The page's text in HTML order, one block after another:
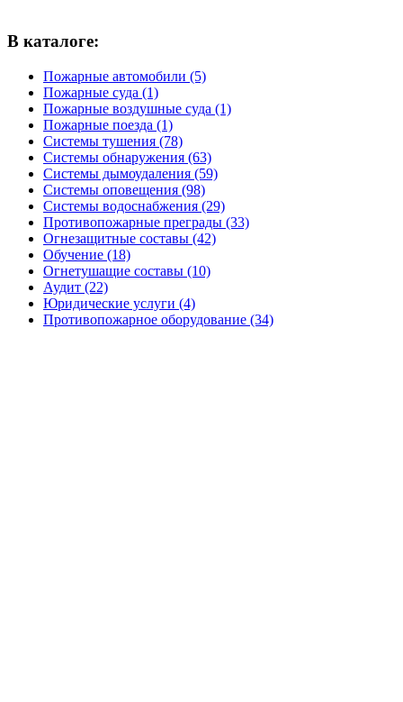
В каталоге:
Пожарные автомобили (5)
Пожарные суда (1)
Пожарные воздушные суда (1)
Пожарные поезда (1)
Системы тушения (78)
Системы обнаружения (63)
Системы дымоудаления (59)
Системы оповещения (98)
Системы водоснабжения (29)
Противопожарные преграды (33)
Огнезащитные составы (42)
Обучение (18)
Огнетушащие составы (10)
Аудит (22)
Юридические услуги (4)
Противопожарное оборудование (34)